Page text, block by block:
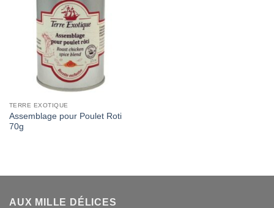
Wishlist
TERRE EXOTIQUE
Assemblage pour Poulet Roti
70g
AUX MILLE DÉLICES